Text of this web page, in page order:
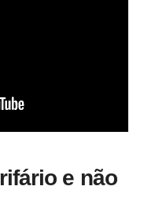
e não